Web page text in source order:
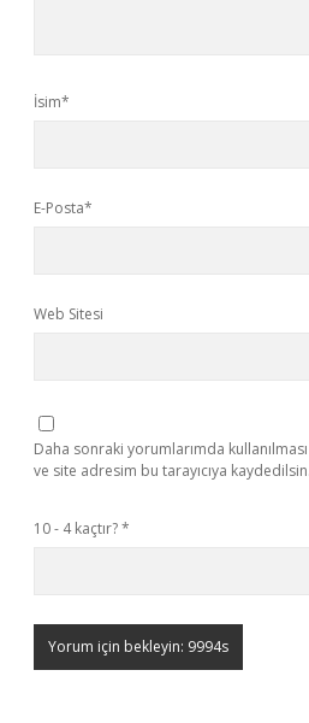
İsim*
E-Posta*
Web Sitesi
Daha sonraki yorumlarımda
ve site adresim bu tarayıcıya kaydedilsin.
10 - 4 kaçtır?*